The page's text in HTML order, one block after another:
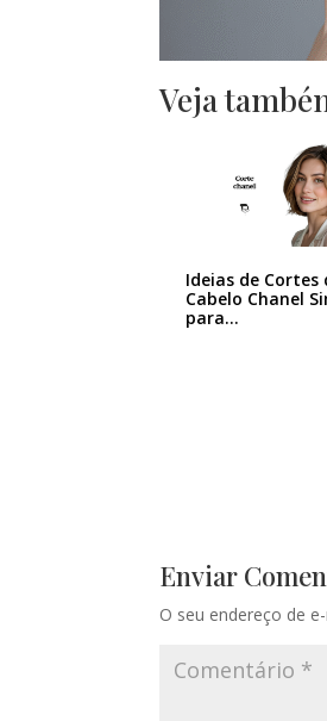
Veja
Ideias de Cortes
Cabelo Chanel
para…
Enviar
O seu endereço de